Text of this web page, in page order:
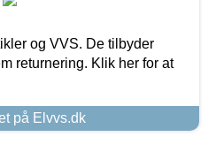
og VVS. De tilbyder
returnering. Klik her for at
på Elvvs.dk